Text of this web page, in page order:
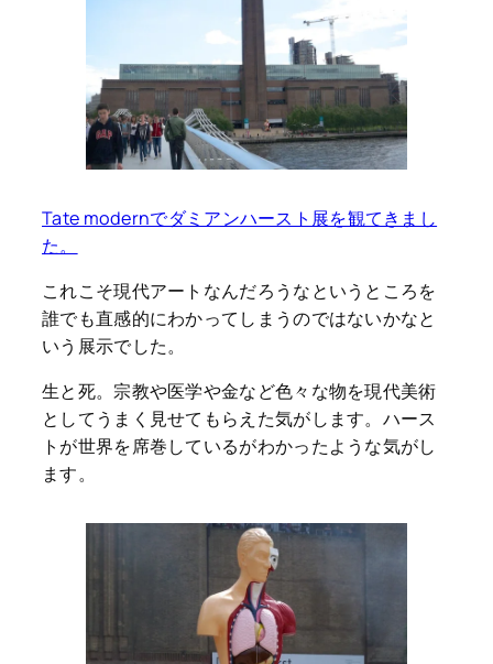
Tate modernでダミアンハースト展を観てきまし
た。
これこそ現代アートなんだろうなというところを
誰でも直感的にわかってしまうのではないかなと
いう展示でした。
生と死。宗教や医学や金など色々な物を現代美術
としてうまく見せてもらえた気がします。ハース
トが世界を席巻しているがわかったような気がし
ます。